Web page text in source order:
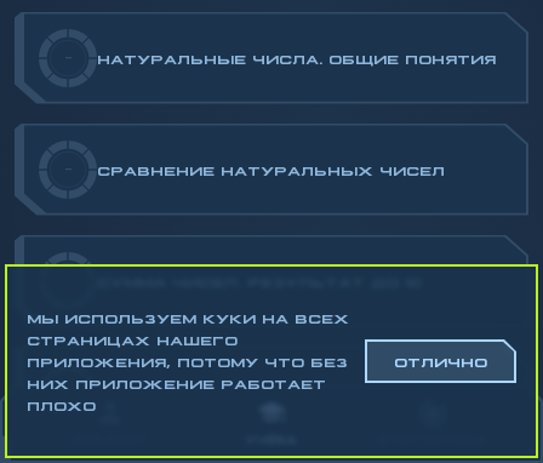
- НАТУРАЛЬНЫЕ ЧИСЛА. ОБЩИЕ ПОНЯТИЯ
- СРАВНЕНИЕ НАТУРАЛЬНЫХ ЧИСЕЛ
- РАЗНОСТЬ ЧИСЕЛ В ПРЕДЕЛАХ 10
МЫ ИСПОЛЬЗУЕМ КУКИ НА ВСЕХ
СТРАНИЦАХ НАШЕГО
ПРИЛОЖЕНИЯ, ПОТОМУ ЧТО БЕЗ
НИХ ПРИЛОЖЕНИЕ РАБОТАЕТ
ПЛОХО
ОТЛИЧНО